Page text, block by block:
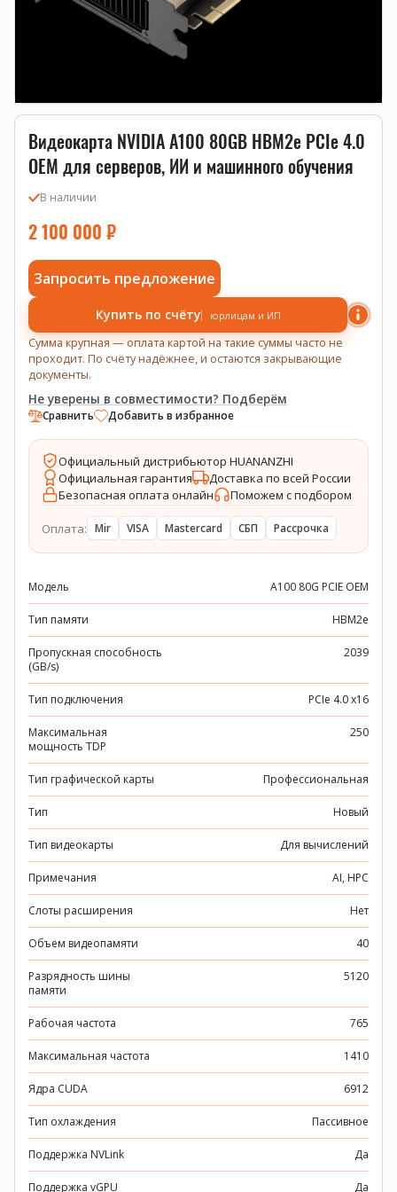
Видеокарта NVIDIA A100 80GB HBM2e PCIe 4.0
OEM для серверов, ИИ и машинного обучения
В наличии
2 100 000 ₽
Запросить предложение
Купить по счёту юрлицам и ИП
Сумма крупная — оплата картой на такие суммы часто не
проходит. По счёту надёжнее, и остаются закрывающие
документы.
Не уверены в совместимости? Подберём
Сравнить Добавить в избранное
Официальный дистрибьютор HUANANZHI
Официальная гарантия
Доставка по всей России
Безопасная оплата онлайн
Поможем с подбором
Оплата: Mir VISA Mastercard СБП Рассрочка
Модель A100 80G PCIE OEM
Тип памяти HBM2e
Пропускная способность
(GB/s)
2039
Тип подключения PCIe 4.0 x16
Максимальная
мощность TDP
250
Тип графической карты Профессиональная
Тип Новый
Тип видеокарты Для вычислений
Примечания AI, HPC
Слоты расширения Нет
Объем видеопамяти 40
Разрядность шины
памяти
5120
Рабочая частота 765
Максимальная частота 1410
Ядра CUDA 6912
Тип охлаждения Пассивное
Поддержка NVLink Да
Поддержка vGPU Да